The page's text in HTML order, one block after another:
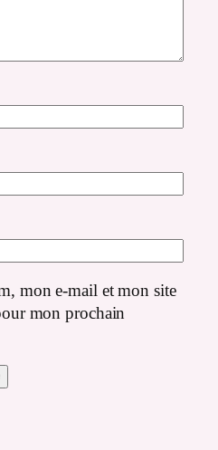
mon e-mail et mon site
mon prochain